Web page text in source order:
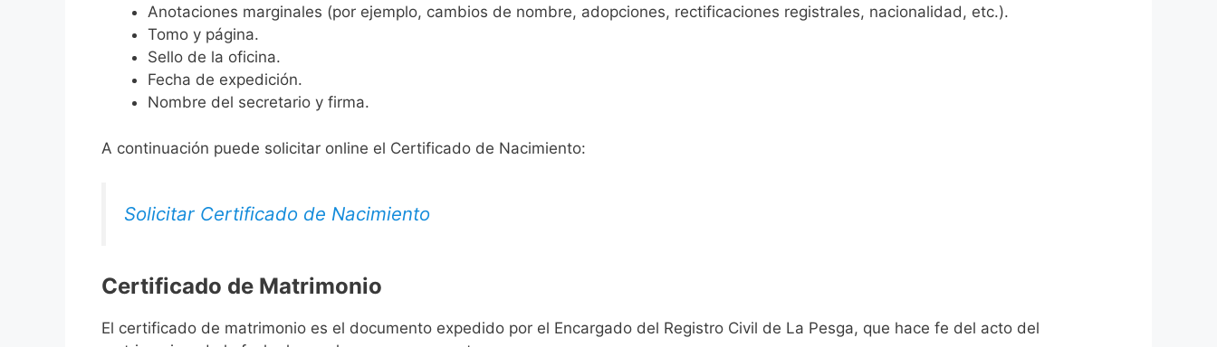
Anotaciones marginales (por ejemplo, cambios de nombre, adopciones, rectificaciones registrales, nacionalidad, etc.).
Tomo y página.
Sello de la oficina.
Fecha de expedición.
Nombre del secretario y firma.
A continuación puede solicitar online el Certificado de Nacimiento:
Solicitar Certificado de Nacimiento
Certificado de Matrimonio
El certificado de matrimonio es el documento expedido por el Encargado del Registro Civil de La Pesga, que hace fe del acto del